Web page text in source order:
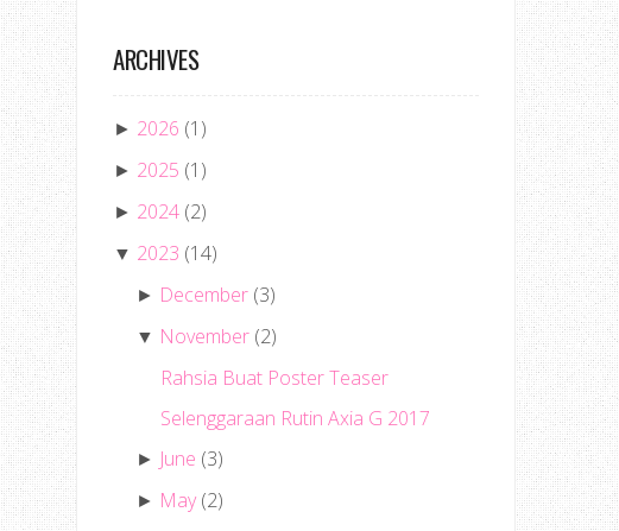
ARCHIVES
► 2026 (1)
► 2025 (1)
► 2024 (2)
▼ 2023 (14)
► December (3)
▼ November (2)
Rahsia Buat Poster Teaser
Selenggaraan Rutin Axia G 2017
► June (3)
► May (2)